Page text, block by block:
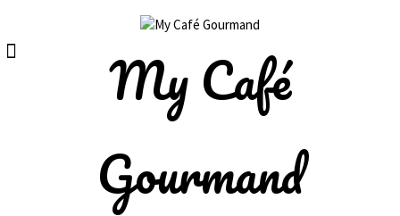
content
My Café
Gourmand